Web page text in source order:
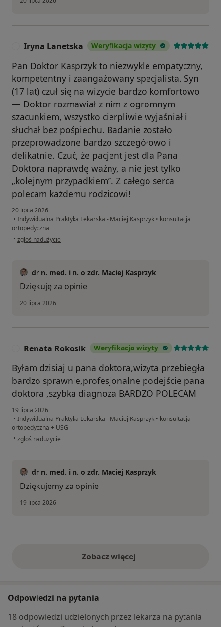
Iryna Lanetska Weryfikacja wizyty
Pan Doktor Kasprzyk to niezwykle empatyczny,
kompetentny i zaangażowany specjalista. Syn
(17 lat) czuł się na wizycie bardzo komfortowo
— Doktor rozmawiał z nim z ogromnym
szacunkiem, wszystko cierpliwie wyjaśniał i
słuchał bez pośpiechu. Badanie zostało
przeprowadzone bardzo szczegółowo i
delikatnie. Czuć, że pacjent jest dla Pana
Doktora naprawdę ważny, a nie jest tylko
„kolejnym przypadkiem”. Z całego serca
polecam każdemu rodzicowi!
20 lipca 2026
• Indywidualna Praktyka Lekarska - Maciej Kasprzyk • konsultacja
ortopedyczna
• w opinii użytkownika Iryna Lanetska
zgłoś nadużycie
dr n. med. i n. o zdr. Maciej Kasprzyk
Dziękuję za opinie
20 lipca 2026
Renata Rokosik Weryfikacja wizyty
Byłam dzisiaj u pana doktora,wizyta przebiegła
bardzo sprawnie,profesjonalne podejście pana
doktora ,szybka diagnoza BARDZO POLECAM
19 lipca 2026
• Indywidualna Praktyka Lekarska - Maciej Kasprzyk • konsultacja
ortopedyczna + USG
• w opinii użytkownika Renata Rokosik
zgłoś nadużycie
dr n. med. i n. o zdr. Maciej Kasprzyk
Dziękujemy za opinie
19 lipca 2026
Zobacz więcejopinie powyżej
Odpowiedzi na pytania
18 odpowiedzi udzielonych przez lekarza na pytania